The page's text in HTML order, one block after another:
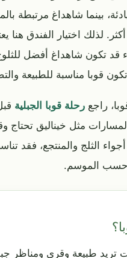
بينما شاهداغ مرتبطة
لذلك اختيار الفندق هنا
قد تكون شاهداغ أفضل
قوبا مناسبة للطبيعة
راجع رحلة قوبا الجبلية
مثل خيناليق تحتاج
الثلج والمنتجع، فقد
حسب الموسم.
تريد طبيعة وقرى ومناظر